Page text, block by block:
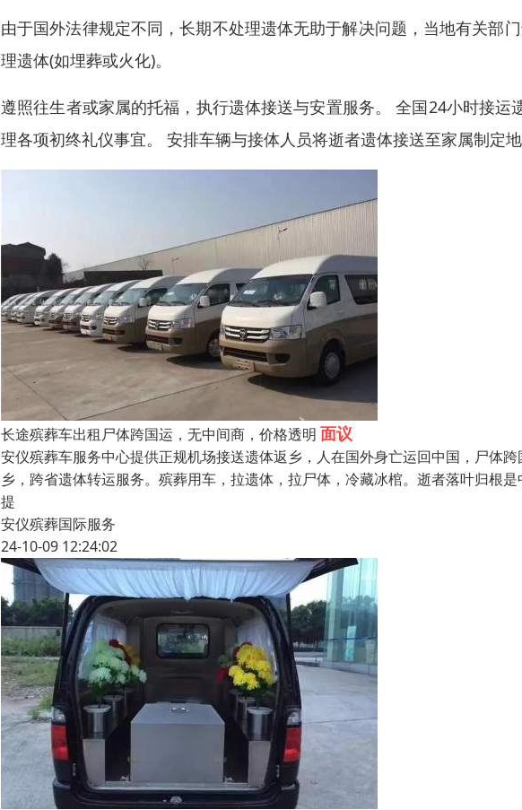
由于国外法律规定不同，长期不处理遗体无助于解决问题，当地有关部
理遗体(如埋葬或火化)。
遵照往生者或家属的托福，执行遗体接送与安置服务。 全国24小时接
理各项初终礼仪事宜。 安排车辆与接体人员将逝者遗体接送至家属制定地
长途殡葬车出租尸体跨国运，无中间商，价格透明 面议
安仪殡葬车服务中心提供正规机场接送遗体返乡，人在国外身亡运回中国，尸体
乡，跨省遗体转运服务。殡葬用车，拉遗体，拉尸体，冷藏冰棺。逝者落叶归根
提
安仪殡葬国际服务
24-10-09 12:24:02